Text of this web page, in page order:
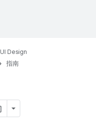
UI Design
指南